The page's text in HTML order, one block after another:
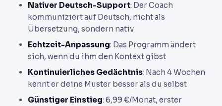
Nativer Deutsch-Support: Der Coach
kommuniziert auf Deutsch, nicht als
Übersetzung, sondern nativ
Echtzeit-Anpassung: Das Programm ändert
sich, wenn du ihm den Kontext gibst
Kontinuierliches Gedächtnis: Nach 4 Wochen
kennt er deine Muster besser als du selbst
Günstiger Einstieg: 6,99 €/Monat, erster